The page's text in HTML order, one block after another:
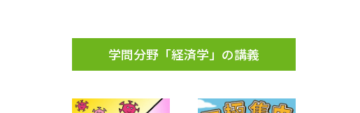
学問分野解説 学問の教科書 夢ナビライブ
学問分野「経済学」の講義